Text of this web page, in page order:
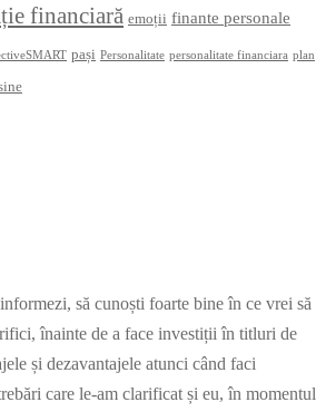
financiară emoții finante personale
pași Personalitate personalitate financiara plan
să cunoști foarte bine în ce vrei să
înainte de a face investiții în titluri de
și dezavantajele atunci când faci
care le-am clarificat și eu, în momentul